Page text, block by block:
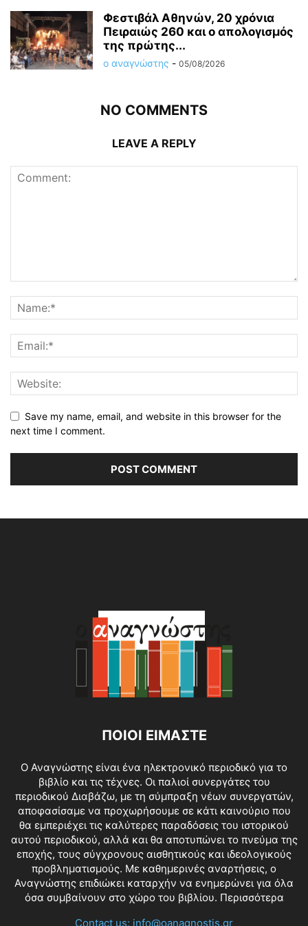
Φεστιβάλ Αθηνών, 20 χρόνια
Πειραιώς 260 και ο απολογισμός
της πρώτης...
ο αναγνώστης - 05/08/2026
NO COMMENTS
LEAVE A REPLY
Save my name, email, and website in this browser for the
next time I comment.
ΠΟΙΟΙ ΕΙΜΑΣΤΕ
O Αναγνώστης είναι ένα ηλεκτρονικό περιοδικό για το
βιβλίο και τις τέχνες. Οι παλιοί συνεργάτες του
περιοδικού Διαβάζω, με τη σύμπραξη νέων συνεργατών,
αποφασίσαμε να προχωρήσουμε σε κάτι καινούριο που
θα εμπεριέχει τις καλύτερες παραδόσεις του ιστορικού
αυτού περιοδικού, αλλά και θα αποτυπώνει το πνεύμα της
εποχής, τους σύγχρονους αισθητικούς και ιδεολογικούς
προβληματισμούς. Με καθημερινές αναρτήσεις, ο
Αναγνώστης επιδιώκει καταρχήν να ενημερώνει για όλα
όσα συμβαίνουν στο χώρο του βιβλίου. Περισσότερα
Contact us: info@oanagnostis.gr